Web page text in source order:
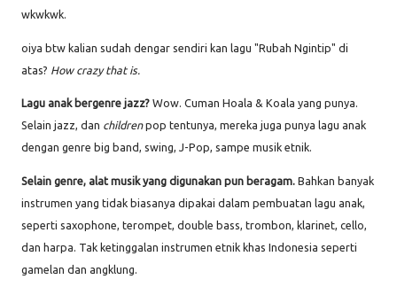
wkwkwk.
oiya btw kalian sudah dengar sendiri kan lagu "Rubah Ngintip" di
atas? How crazy that is.
Lagu anak bergenre jazz? Wow. Cuman Hoala & Koala yang punya.
Selain jazz, dan childrenpop tentunya, mereka juga punya lagu anak
dengan genre big band, swing, J-Pop, sampe musik etnik.
Selain genre, alat musik yang digunakan pun beragam. Bahkan banyak
instrumen yang tidak biasanya dipakai dalam pembuatan lagu anak,
seperti saxophone, terompet, double bass, trombon, klarinet, cello,
dan harpa. Tak ketinggalan instrumen etnik khas Indonesia seperti
gamelan dan angklung.